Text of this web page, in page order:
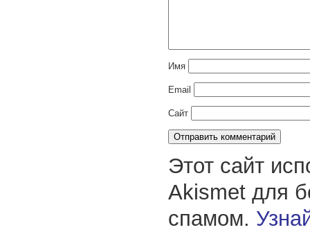
Имя
Email
Сайт
Этот сайт
Akismet для
спамом.